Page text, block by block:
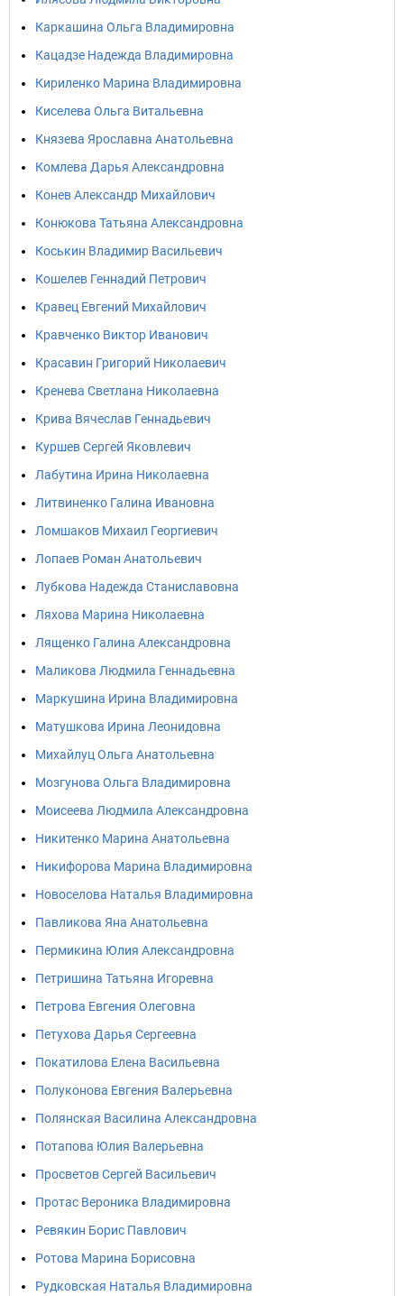
Каркашина Ольга Владимировна
Кацадзе Надежда Владимировна
Кириленко Марина Владимировна
Киселева Ольга Витальевна
Князева Ярославна Анатольевна
Комлева Дарья Александровна
Конев Александр Михайлович
Конюкова Татьяна Александровна
Коськин Владимир Васильевич
Кошелев Геннадий Петрович
Кравец Евгений Михайлович
Кравченко Виктор Иванович
Красавин Григорий Николаевич
Кренева Светлана Николаевна
Крива Вячеслав Геннадьевич
Куршев Сергей Яковлевич
Лабутина Ирина Николаевна
Литвиненко Галина Ивановна
Ломшаков Михаил Георгиевич
Лопаев Роман Анатольевич
Лубкова Надежда Станиславовна
Ляхова Марина Николаевна
Лященко Галина Александровна
Маликова Людмила Геннадьевна
Маркушина Ирина Владимировна
Матушкова Ирина Леонидовна
Михайлуц Ольга Анатольевна
Мозгунова Ольга Владимировна
Моисеева Людмила Александровна
Никитенко Марина Анатольевна
Никифорова Марина Владимировна
Новоселова Наталья Владимировна
Павликова Яна Анатольевна
Пермикина Юлия Александровна
Петришина Татьяна Игоревна
Петрова Евгения Олеговна
Петухова Дарья Сергеевна
Покатилова Елена Васильевна
Полуконова Евгения Валерьевна
Полянская Василина Александровна
Потапова Юлия Валерьевна
Просветов Сергей Васильевич
Протас Вероника Владимировна
Ревякин Борис Павлович
Ротова Марина Борисовна
Рудковская Наталья Владимировна